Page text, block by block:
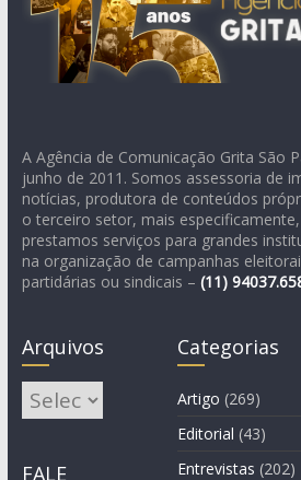
A Agência de Comunicação Grita São
junho de 2011. Somos assessoria de
notícias, produtora de conteúdos
o terceiro setor, mais
prestamos serviços para grandes
na organização de campanhas
partidárias ou sindicais – (11)
Arquivos
Arquivos
FALE
Categorias
Artigo (269)
Editorial (43)
Entrevistas (202)